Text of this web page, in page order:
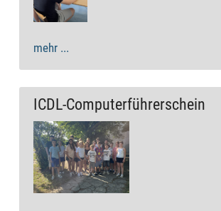
mehr ...
ICDL-Computerführerschein